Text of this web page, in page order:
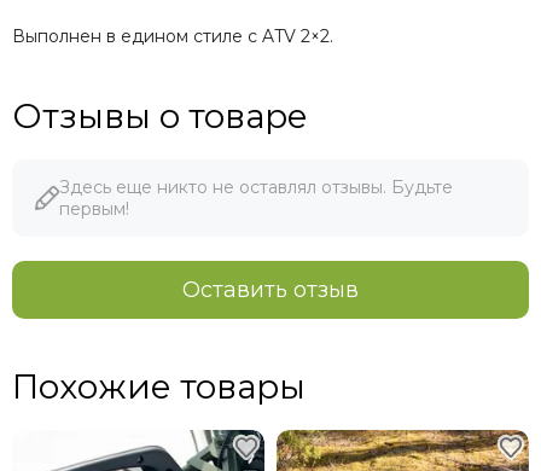
Выполнен в едином стиле с ATV 2×2.
Отзывы о товаре
Здесь еще никто не оставлял отзывы. Будьте
первым!
Оставить отзыв
Похожие товары